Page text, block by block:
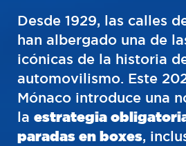
Desde 1929, las calles
han albergado una de
icónicas de la historia
automovilismo. Este
Mónaco introduce una
la estrategia
paradas en boxes,